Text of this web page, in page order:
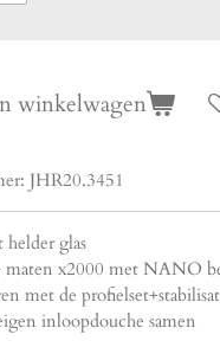
winkelwagen
JHR20.3451
helder glas
maten x2000 met NANO
met de
inloopdouche samen